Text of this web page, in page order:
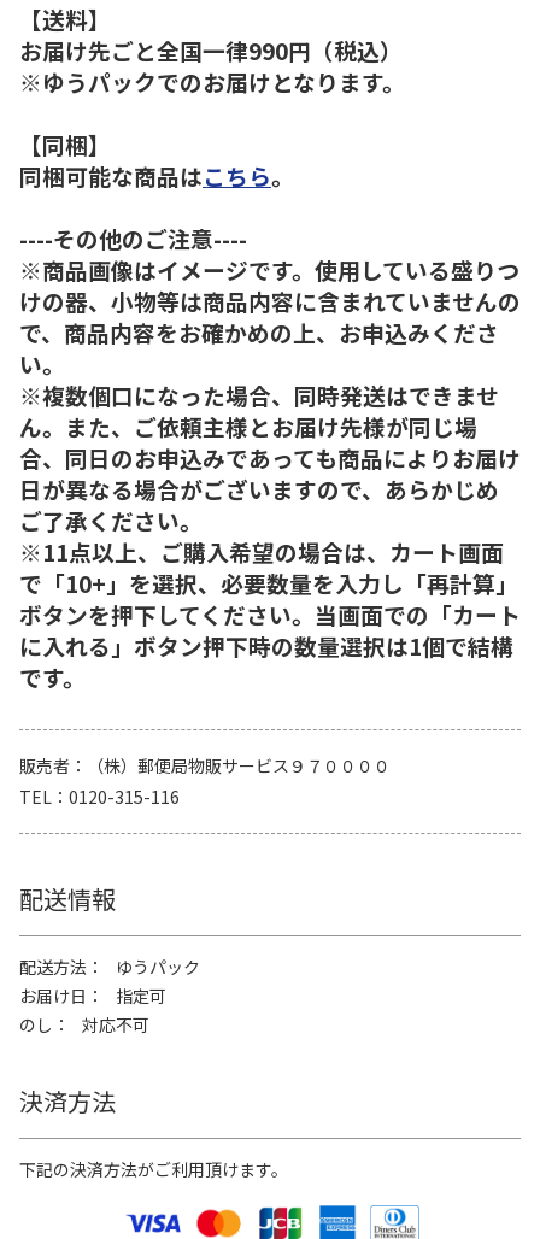
【送料】
お届け先ごと全国一律990円（税込）
※ゆうパックでのお届けとなります。
【同梱】
同梱可能な商品はこちら。
----その他のご注意----
※商品画像はイメージです。使用している盛りつ
けの器、小物等は商品内容に含まれていませんの
で、商品内容をお確かめの上、お申込みくださ
い。
※複数個口になった場合、同時発送はできませ
ん。また、ご依頼主様とお届け先様が同じ場
合、同日のお申込みであっても商品によりお届け
日が異なる場合がございますので、あらかじめ
ご了承ください。
※11点以上、ご購入希望の場合は、カート画面
で「10+」を選択、必要数量を入力し「再計算」
ボタンを押下してください。当画面での「カート
に入れる」ボタン押下時の数量選択は1個で結構
です。
販売者
（株）郵便局物販サービス９７００００
TEL
0120-315-116
配送情報
配送方法
ゆうパック
お届け日
指定可
のし
対応不可
決済方法
下記の決済方法がご利用頂けます。